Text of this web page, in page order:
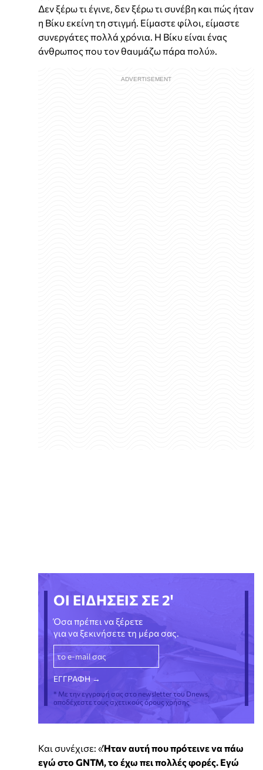
Δεν ξέρω τι έγινε, δεν ξέρω τι συνέβη και πώς ήταν
η Βίκυ εκείνη τη στιγμή. Είμαστε φίλοι, είμαστε
συνεργάτες πολλά χρόνια. Η Βίκυ είναι ένας
άνθρωπος που τον θαυμάζω πάρα πολύ».
ΟΙ ΕΙΔΗΣΕΙΣ ΣΕ 2'
Όσα πρέπει να ξέρετε
για να ξεκινήσετε τη μέρα σας.
* Με την εγγραφή σας στο newsletter του Dnews,
αποδέχεστε τους σχετικούς όρους χρήσης
Και συνέχισε: «Ήταν αυτή που πρότεινε να πάω
εγώ στο GNTM, το έχω πει πολλές φορές. Εγώ